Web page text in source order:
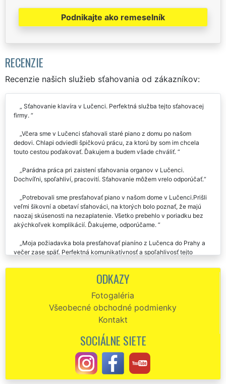
Podnikajte ako remeselník
RECENZIE
Recenzie našich služieb sťahovania od zákazníkov:
Sťahovanie klavíra v Lučenci. Perfektná služba tejto sťahovacej
firmy.
Včera sme v Lučenci sťahovali staré piano z domu po našom
dedovi. Chlapi odviedli špičkovú prácu, za ktorú by som im chcela
touto cestou poďakovať. Ďakujem a budem všade chváliť.
Parádna práca pri zaistení sťahovania organov v Lučenci.
Dochvíľni, spoľahliví, pracovití. Sťahovanie môžem vrelo odporúčať.
Potrebovali sme presťahovať piano v našom dome v Lučenci.Prišli
veľmi šikovní a obetaví sťahováci, na ktorých bolo poznať, že majú
naozaj skúsenosti na nezaplatenie. Všetko prebehlo v poriadku bez
akýchkoľvek komplikácií. Ďakujeme, odporúčame.
Moja požiadavka bola presťahovať pianíno z Lučenca do Prahy a
večer zase späť. Perfektná komunikatívnosť a spoľahlivosť tejto
Perfektné zabezpečenie sťahovania klavíra z Lučenca. Bez
ODKAZY
Fotogaléria
Všeobecné obchodné podmienky
Kontakt
SOCIÁLNE SIETE